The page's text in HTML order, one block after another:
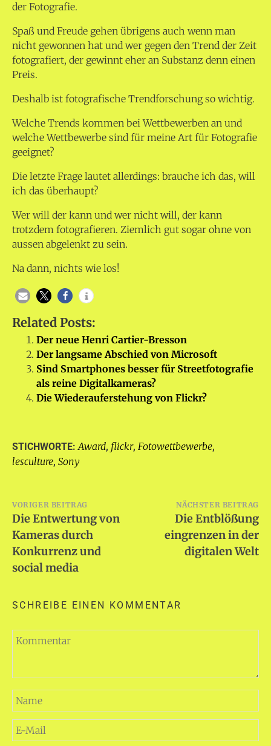
der Fotografie.
Spaß und Freude gehen übrigens auch wenn man
nicht gewonnen hat und wer gegen den Trend der Zeit
fotografiert, der gewinnt eher an Substanz denn einen
Preis.
Deshalb ist fotografische Trendforschung so wichtig.
Welche Trends kommen bei Wettbewerben an und
welche Wettbewerbe sind für meine Art für Fotografie
geeignet?
Die letzte Frage lautet allerdings: brauche ich das, will
ich das überhaupt?
Wer will der kann und wer nicht will, der kann
trotzdem fotografieren. Ziemlich gut sogar ohne von
aussen abgelenkt zu sein.
Na dann, nichts wie los!
Related Posts:
Der neue Henri Cartier-Bresson
Der langsame Abschied von Microsoft
Sind Smartphones besser für Streetfotografie
als reine Digitalkameras?
Die Wiederauferstehung von Flickr?
STICHWORTE:Award, flickr, Fotowettbewerbe,
lesculture, Sony
Beitragsnavigation
VORIGER BEITRAG
Die Entwertung von
Kameras durch
Konkurrenz und
social media
NÄCHSTER BEITRAG
Die Entblößung
eingrenzen in der
digitalen Welt
SCHREIBE EINEN KOMMENTAR